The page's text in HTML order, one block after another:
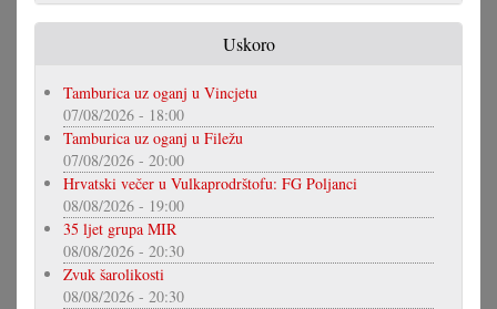
Uskoro
Tamburica uz oganj u Vincjetu
07/08/2026 - 18:00
Tamburica uz oganj u Filežu
07/08/2026 - 20:00
Hrvatski večer u Vulkaprodrštofu: FG Poljanci
08/08/2026 - 19:00
35 ljet grupa MIR
08/08/2026 - 20:30
Zvuk šarolikosti
08/08/2026 - 20:30